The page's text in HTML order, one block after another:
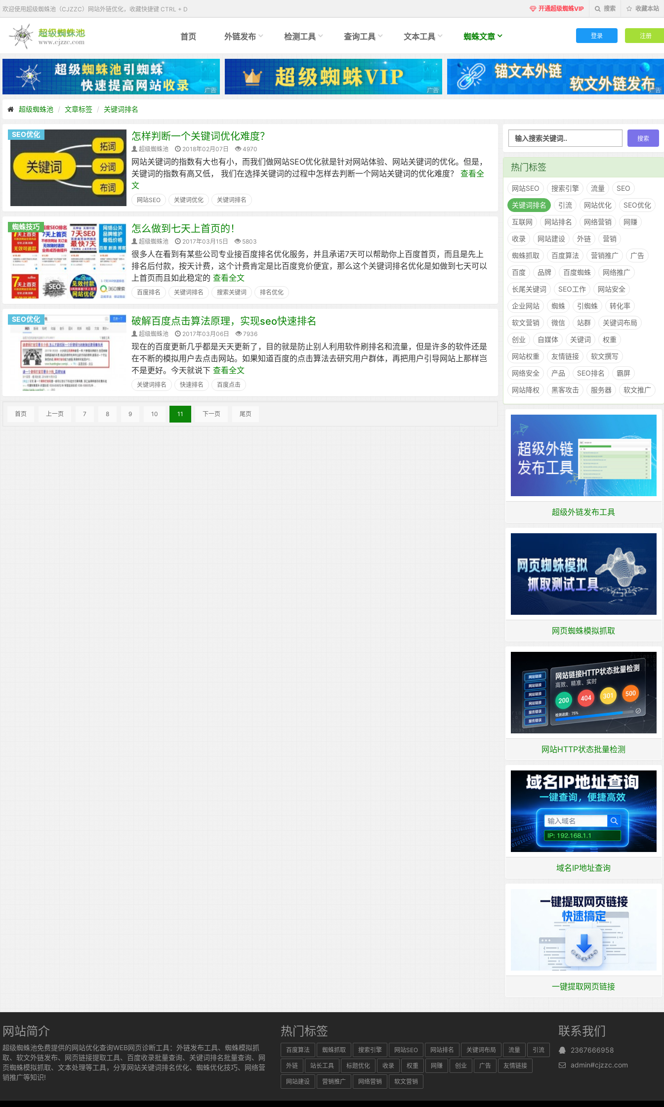
欢迎使用超级蜘蛛池（CJZZC）网站外链优化，收藏快捷键 CTRL + D 开通超级蜘蛛VIP 搜索 收藏本站
首页 外链发布 检测工具 查询工具 文本工具 蜘蛛文章 登录 注册
超级蜘蛛池 文章标签 关键词排名
SEO优化 怎样判断一个关键词优化难度？
超级蜘蛛池 2018年02月07日 4970
网站关键词的指数有大也有小，而我们做网站SEO优化就是针对网站体验、网站关键词的优化。但是，
关键词的指数有高又低， 我们在选择关键词的过程中怎样去判断一个网站关键词的优化难度？查看全
文
网站SEO 关键词优化 关键词排名
蜘蛛技巧 怎么做到七天上首页的！
超级蜘蛛池 2017年03月15日 5803
很多人在看到有某些公司专业接百度排名优化服务，并且承诺7天可以帮助你上百度首页，而且是先上
排名后付款，按天计费，这个计费肯定是比百度竞价便宜，那么这个关键词排名优化是如做到七天可以
上首页而且如此稳定的查看全文
百度排名 关键词排名 搜索关键词 排名优化
SEO优化 破解百度点击算法原理，实现seo快速排名
超级蜘蛛池 2017年03月06日 7936
现在的百度更新几乎都是天天更新了，目的就是防止别人利用软件刷排名和流量，但是许多的软件还是
在不断的模拟用户去点击网站。如果知道百度的点击算法去研究用户群体，再把用户引导网站上那样岂
不是更好。今天就说下查看全文
关键词排名 快速排名 百度点击
首页 上一页 7 8 9 10 11 下一页 尾页
热门标签
网站SEO 搜索引擎 流量
SEO
关键词排名
引流 网站优化
SEO优化
互联网
网站排名 网络营销
网赚
收录
网站建设 外链
营销
蜘蛛抓取
百度算法 营销推广
广告
百度
品牌 百度蜘蛛
网络推广
长尾关键词
SEO工作
网站安全
企业网站
蜘蛛 引蜘蛛
转化率
软文营销
微信 站群
关键词布局
创业
自媒体 关键词
权重
网站权重
友情链接
软文撰写
网络安全
产品 SEO排名
霸屏
网站降权
黑客攻击 服务器 软文推广
超级外链发布工具
网页蜘蛛模拟抓取
网站HTTP状态批量检测
域名IP地址查询
一键提取网页链接
网站简介
超级蜘蛛池免费提供的网站优化查询WEB网页诊断工具：外链发布工具、蜘蛛模拟抓
取、软文外链发布、网页链接提取工具、百度收录批量查询、关键词排名批量查询、网
页蜘蛛模拟抓取、文本处理等工具，分享网站关键词排名优化、蜘蛛优化技巧、网络营
销推广等知识!
热门标签
百度算法 蜘蛛抓取 搜索引擎 网站SEO 网站排名 关键词布局 流量 引流
外链 站长工具 标题优化 收录 权重 网赚 创业 广告 友情链接
网站建设 营销推广 网络营销 软文营销
联系我们
2367666958
admin#cjzzc.com